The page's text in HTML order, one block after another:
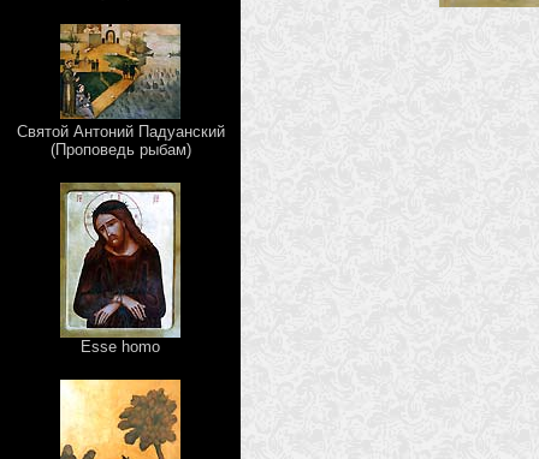
Cвятой Антоний Падуанский
(Проповедь рыбам)
Esse homo